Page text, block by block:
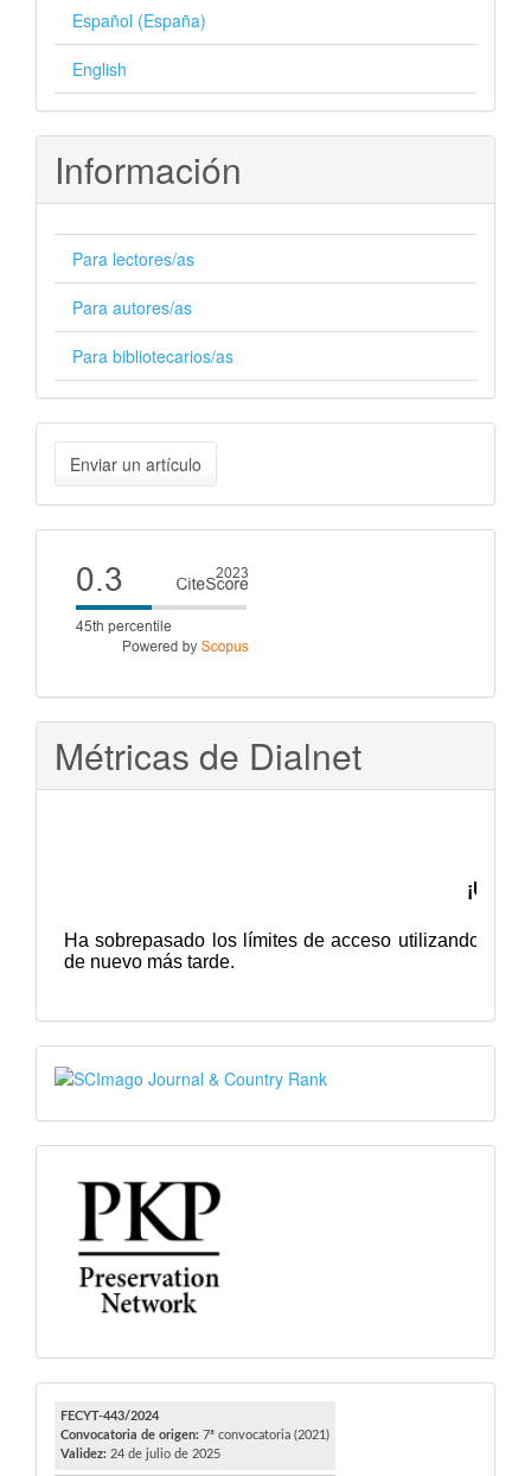
Español (España)
English
Información
Para lectores/as
Para autores/as
Para bibliotecarios/as
Enviar
un
artículo
Enviar un artículo
Cite
score
Métricas de Dialnet
SJR
PKP
FECYT